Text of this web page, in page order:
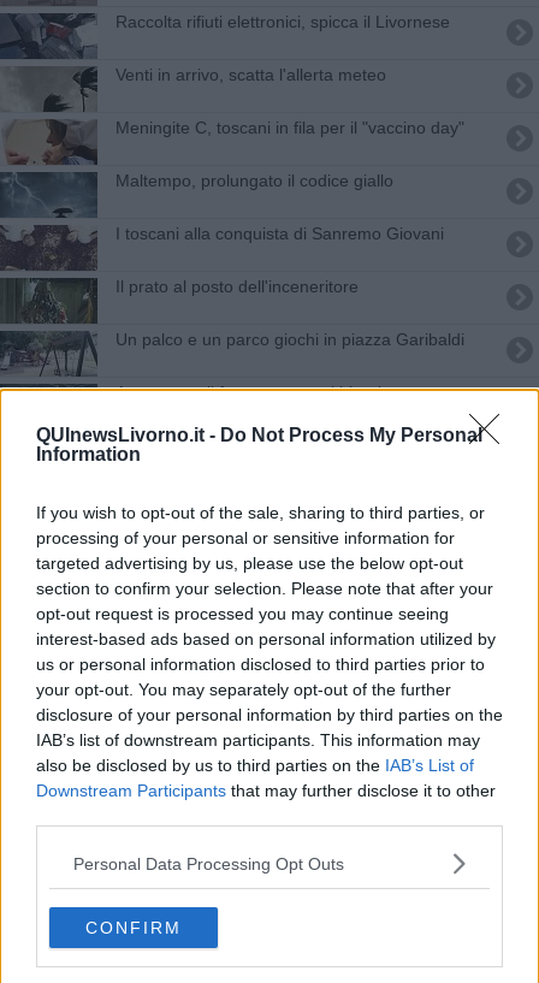
QUInewsLivorno.it - Do Not Process My Personal
Information
If you wish to opt-out of the sale, sharing to third parties, or
processing of your personal or sensitive information for
targeted advertising by us, please use the below opt-out
section to confirm your selection. Please note that after your
opt-out request is processed you may continue seeing
interest-based ads based on personal information utilized by
us or personal information disclosed to third parties prior to
your opt-out. You may separately opt-out of the further
disclosure of your personal information by third parties on the
IAB’s list of downstream participants. This information may
also be disclosed by us to third parties on the IAB’s List of
Downstream Participants that may further disclose it to other
Personal Data Processing Opt Outs
CONFIRM
Raccolta rifiuti elettronici, spicca il Livornese
Venti in arrivo, scatta l'allerta meteo
Meningite C, toscani in fila per il "vaccino day"
Maltempo, prolungato il codice giallo
I toscani alla conquista di Sanremo Giovani
Il prato al posto dell'inceneritore
Un palco e un parco giochi in piazza Garibaldi
Area vasta, il futuro corre sui binari
Bambino investito sulle strisce da uno scooter
Vaccini, Pisa, Prato e Livorno le più irregolari
Omicidio e droga, venti arresti
Lega Pro al via con un doppio derby toscano
Immobili pubblici a zero eternit
L'accoglienza si impara tra i banchi
Studenti toscani in viaggio sul confine orientale
Cinque province toscane eleggono il presidente